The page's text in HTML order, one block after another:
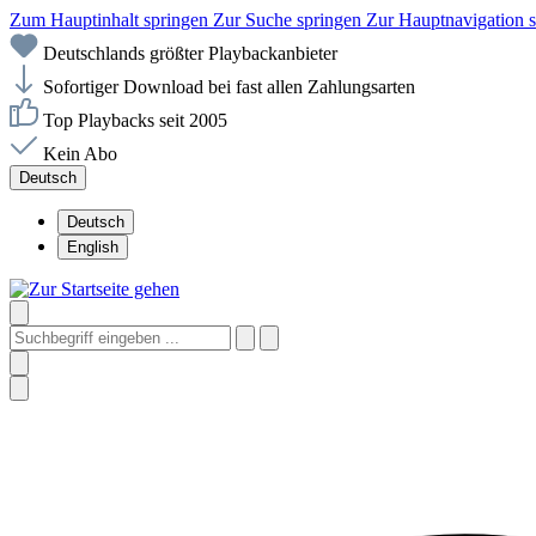
Zum Hauptinhalt springen Zur Suche springen Zur Hauptnavigation
Deutschlands größter Playbackanbieter
Sofortiger Download bei fast allen Zahlungsarten
Top Playbacks seit 2005
Kein Abo
Deutsch
Deutsch
English